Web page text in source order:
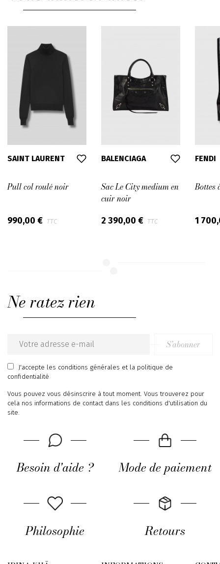
SAINT LAURENT
Pull col roulé noir
990,00 € TTC
BALENCIAGA
Sac Le City medium en
cuir noir
2 390,00 € TTC
FENDI
Bottes
1
Ne ratez rien
Email
address
S’abonner
J'accepte les conditions générales et la politique de
confidentialité
Vous pouvez vous désinscrire à tout moment. Vous trouverez pour
cela nos informations de contact dans les conditions d'utilisation du
site.
Besoin d'aide ? Mode de paiement
Philosophie Retours